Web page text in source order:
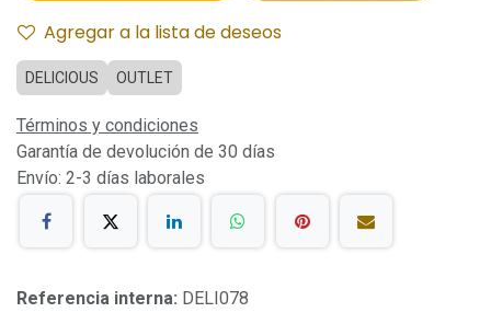
Agregar a la lista de deseos
DELICIOUS OUTLET
Términos y condiciones
Garantía de devolución de 30 días
Envío: 2-3 días laborales
Referencia interna: DELI078